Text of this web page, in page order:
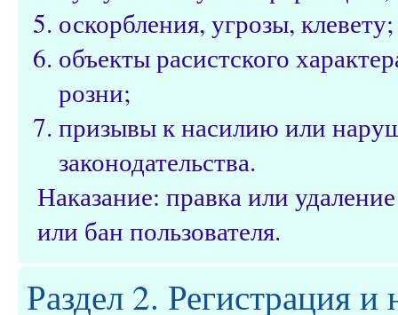
оскорбления, угрозы, клевету;
объекты расистского
розни;
призывы к насилию или
законодательства.
Наказание: правка или
или бан пользователя.
Раздел 2. Регистрация